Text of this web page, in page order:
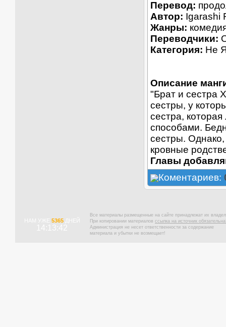
Перевод:
Автор: Igarashi
Жанры:
Переводчики:
Категория: Не
Описание
"Брат и сестра
сестры, у
сестра,
способами.
сестры.
кровные
Главы
Коментариев:
НАМ УЖЕ 5365ДНЕЙ
14:13:42
Все материалы размещенные на сайте принадлежат их
При копировании материалов ссылка на источник
Администрация не несет ответственности за содержание
материала и убытки не возмещает!